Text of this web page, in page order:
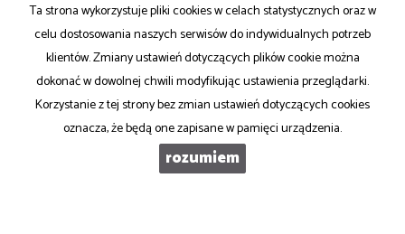
Obiektyna wynajem
Mieszkaniana sprzedaż
Domyna sprzedaż
Działkina sprzedaż
Lokale na sprzedaż
Halena sprzedaż
Obiektyna sprzedaż
Ta strona wykorzystuje pliki cookies w celach statystycznych oraz w
celu dostosowania naszych serwisów do indywidualnych potrzeb
klientów. Zmiany ustawień dotyczących plików cookie można
dokonać w dowolnej chwili modyfikując ustawienia przeglądarki.
Korzystanie z tej strony bez zmian ustawień dotyczących cookies
oznacza, że będą one zapisane w pamięci urządzenia.
rozumiem